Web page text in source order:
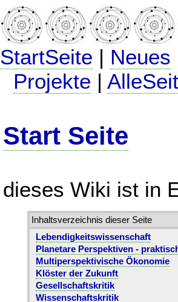
StartSeite | Neues
Projekte |
Start Seite
dieses Wiki ist in
Inhaltsverzeichnis dieser Seite
Lebendigkeitswissenschaft
Planetare Perspektiven -
Multiperspektivische Ökonomie
Klöster der Zukunft
Gesellschaftskritik
Wissenschaftskritik